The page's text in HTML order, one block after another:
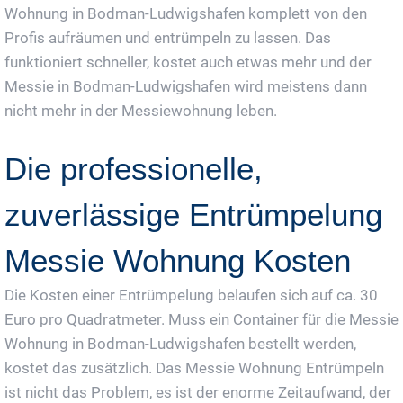
Wohnung in Bodman-Ludwigshafen komplett von den
Profis aufräumen und entrümpeln zu lassen. Das
funktioniert schneller, kostet auch etwas mehr und der
Messie in Bodman-Ludwigshafen wird meistens dann
nicht mehr in der Messiewohnung leben.
Die professionelle,
zuverlässige Entrümpelung
Messie Wohnung Kosten
Die Kosten einer Entrümpelung belaufen sich auf ca. 30
Euro pro Quadratmeter. Muss ein Container für die Messie
Wohnung in Bodman-Ludwigshafen bestellt werden,
kostet das zusätzlich. Das Messie Wohnung Entrümpeln
ist nicht das Problem, es ist der enorme Zeitaufwand, der